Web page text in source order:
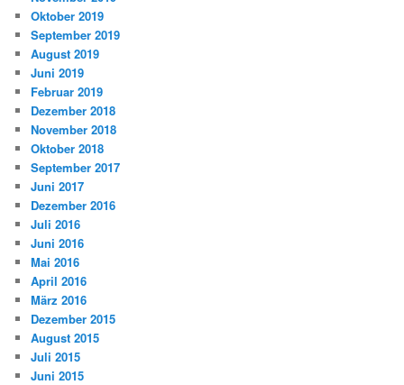
Oktober 2019
September 2019
August 2019
Juni 2019
Februar 2019
Dezember 2018
November 2018
Oktober 2018
September 2017
Juni 2017
Dezember 2016
Juli 2016
Juni 2016
Mai 2016
April 2016
März 2016
Dezember 2015
August 2015
Juli 2015
Juni 2015